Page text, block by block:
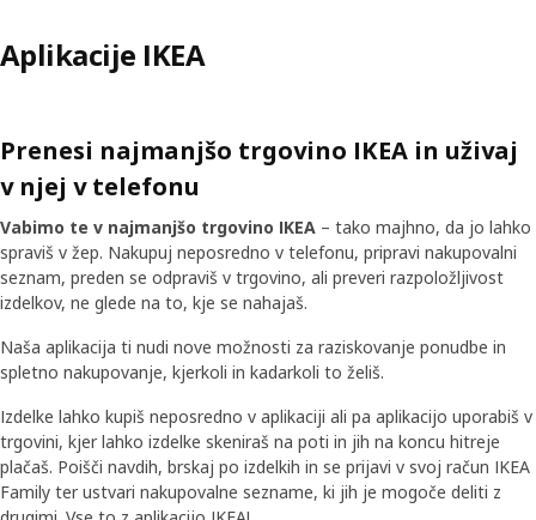
Aplikacije IKEA
Prenesi najmanjšo trgovino IKEA in uživaj
v njej v telefonu
Vabimo te v najmanjšo trgovino IKEA – tako majhno, da jo lahko
spraviš v žep. Nakupuj neposredno v telefonu, pripravi nakupovalni
seznam, preden se odpraviš v trgovino, ali preveri razpoložljivost
izdelkov, ne glede na to, kje se nahajaš.
Naša aplikacija ti nudi nove možnosti za raziskovanje ponudbe in
spletno nakupovanje, kjerkoli in kadarkoli to želiš.
Izdelke lahko kupiš neposredno v aplikaciji ali pa aplikacijo uporabiš v
trgovini, kjer lahko izdelke skeniraš na poti in jih na koncu hitreje
plačaš. Poišči navdih, brskaj po izdelkih in se prijavi v svoj račun IKEA
Family ter ustvari nakupovalne sezname, ki jih je mogoče deliti z